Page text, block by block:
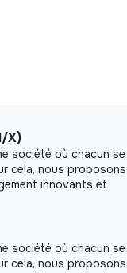
de la
notamment
à la mise en
dans le Dossier
X)
société où chacun se
cela, nous proposons
innovants et
société où chacun se
cela, nous proposons